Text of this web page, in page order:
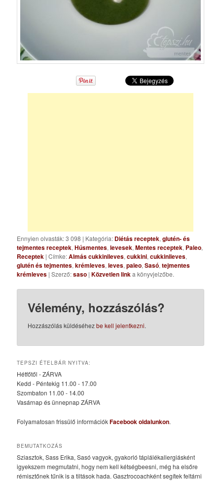
Ennyien olvasták: 3 098 | Kategória: Diétás receptek,glutén- és
tejmentes receptek,Húsmentes,levesek,Mentes receptek, Paleo,
Receptek | Címke:Almás cukkinileves,cukkini,cukkinileves,
glutén és tejmentes,krémleves,leves,paleo,Sasó,tejmentes
krémleves | Szerző:saso |Közvetlen linka könyvjelzőbe.
Vélemény, hozzászólás?
Hozzászólás küldéséhezbe kell jelentkezni.
TEPSZI ÉTELBÁR NYITVA:
Hétfőtől - ZÁRVA
Kedd - Péntekig 11.00 - 17.00
Szombaton 11.00 - 14.00
Vasárnap és ünnepnap ZÁRVA
Folyamatosan frissülő információkFacebook oldalunkon.
BEMUTATKOZÁS
Sziasztok, Sass Erika, Sasó vagyok, gyakorló táplálékallergiásként
igyekszem megmutatni, hogy nem kell kétségbeesni, még ha elsőre
rémisztőnek tűnik is a tiltások hada. Gasztrocoachként segítek feltárni